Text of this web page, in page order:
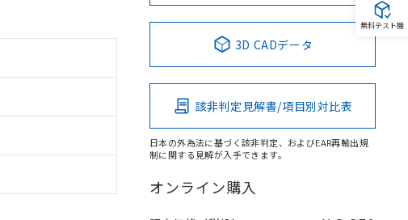
3D CADデータ
該非判定見解書/項目別対比表
日本の外為法に基づく該非判定、およびEAR再輸出規
制に関する見解が入手できます。
オンライン購入
無料テスト機